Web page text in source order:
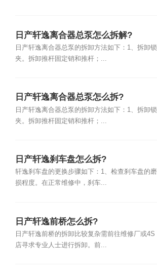
日产轩逸离合器总泵怎么拆解?
日产轩逸离合器总泵的拆卸方法如下：1、拆卸锁
夹。拆卸推杆固定销和推杆；...
日产轩逸离合器总泵怎么拆?
日产轩逸离合器总泵的拆卸方法如下：1、拆卸锁
夹。拆卸推杆固定销和推杆；...
日产轩逸刹车盘怎么拆?
轩逸刹车盘的更换步骤如下：1、检查刹车盘的磨
损程度。在正常维修中，刹车...
日产轩逸前桥怎么拆?
日产轩逸前桥的拆卸比较复杂需前往维修厂或4S
店寻求专业人士进行拆卸。前...